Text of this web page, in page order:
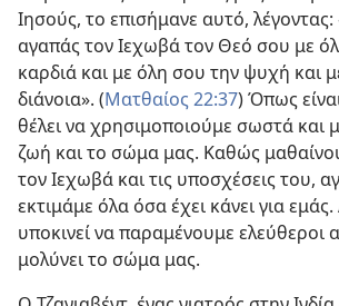
Ιησούς, το επισήμανε αυτό,
αγαπάς τον Ιεχωβά τον Θεό σου με
καρδιά και με όλη σου την ψυχή και
διάνοια». (Ματθαίος 22:37) Όπως
θέλει να χρησιμοποιούμε σωστά και
ζωή και το σώμα μας. Καθώς
τον Ιεχωβά και τις υποσχέσεις του,
εκτιμάμε όλα όσα έχει κάνει για
υποκινεί να παραμένουμε ελεύθεροι
μολύνει το σώμα μας.